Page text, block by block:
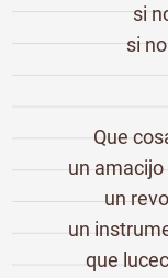
si
si
Que
un
un
un
que